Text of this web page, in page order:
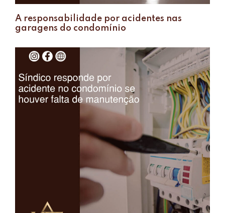
A responsabilidade por acidentes nas
garagens do condomínio